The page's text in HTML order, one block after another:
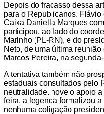
Depois do fracasso dessa
para o Republicanos.
Caixa Daniella Marques
participou, ao lado do
Marinho (PL-RN), e do
Neto, de uma última
Marcos Pereira, na
A tentativa também não
estaduais consultados pelo
neutralidade, nove o apoio
feira, a legenda formalizou
nenhuma coligação